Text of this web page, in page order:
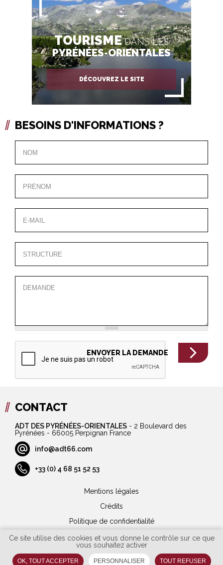
Ce site utilise des cookies et vous donne le contrôle sur ce que
vous souhaitez activer
OK, TOUT ACCEPTER PERSONNALISER TOUT REFUSER
TOURISMEDANS LES
PYRÉNÉES-ORIENTALES
DÉCOUVREZ LE SITE
BESOINS D'INFORMATIONS ?
CONTACT
ADT DES PYRÉNÉES-ORIENTALES - 2 Boulevard des
Pyrénées - 66005 Perpignan France
info@adt66.com
+33 (0) 4 68 51 52 53
Mentions légales
Crédits
Politique de confidentialité
Plan du site